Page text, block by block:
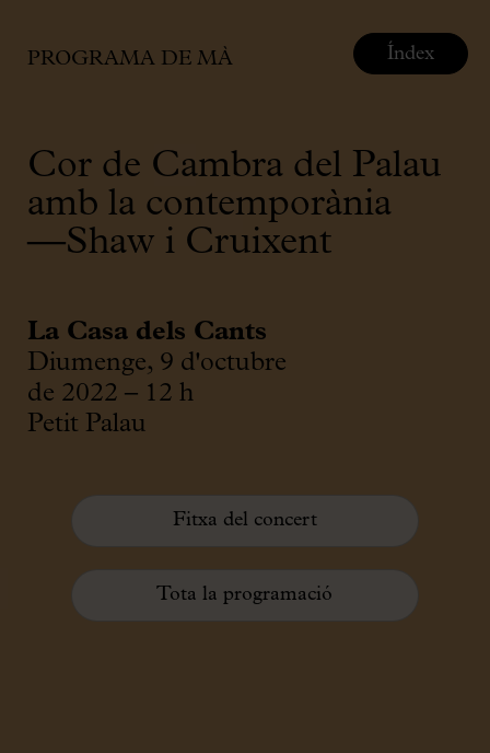
PROGRAMA DE MÀ
Cor de Cambra del Palau
amb la contemporània
—Shaw i Cruixent
La Casa dels Cants
Diumenge, 9 d'octubre
de 2022 – 12 h
Petit Palau
Fitxa del concert
Tota la programació
Índex